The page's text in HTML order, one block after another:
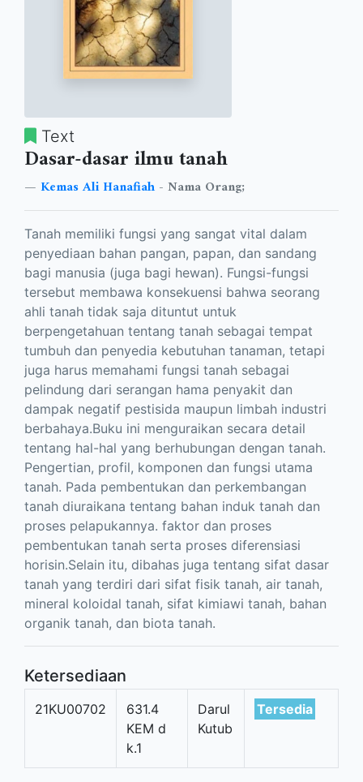
Text
Dasar-dasar ilmu tanah
Kemas Ali Hanafiah - Nama Orang;
Tanah memiliki fungsi yang sangat vital dalam
penyediaan bahan pangan, papan, dan sandang
bagi manusia (juga bagi hewan). Fungsi-fungsi
tersebut membawa konsekuensi bahwa seorang
ahli tanah tidak saja dituntut untuk
berpengetahuan tentang tanah sebagai tempat
tumbuh dan penyedia kebutuhan tanaman, tetapi
juga harus memahami fungsi tanah sebagai
pelindung dari serangan hama penyakit dan
dampak negatif pestisida maupun limbah industri
berbahaya.Buku ini menguraikan secara detail
tentang hal-hal yang berhubungan dengan tanah.
Pengertian, profil, komponen dan fungsi utama
tanah. Pada pembentukan dan perkembangan
tanah diuraikana tentang bahan induk tanah dan
proses pelapukannya. faktor dan proses
pembentukan tanah serta proses diferensiasi
horisin.Selain itu, dibahas juga tentang sifat dasar
tanah yang terdiri dari sifat fisik tanah, air tanah,
mineral koloidal tanah, sifat kimiawi tanah, bahan
organik tanah, dan biota tanah.
Ketersediaan
21KU00702
631.4
KEM d
k.1
Darul
Kutub
Tersedia